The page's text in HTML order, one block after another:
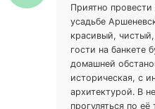
Приятно
усадьбе
красивый,
гости на банкете
домашней
историческая, с
архитектурой. В
прогуляться по